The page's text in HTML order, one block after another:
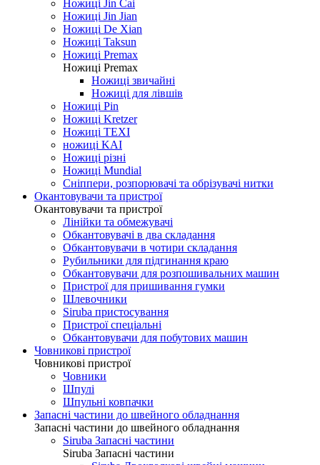
Ножиці Jin Cai
Ножиці Jin Jian
Ножиці De Xian
Ножиці Taksun
Ножиці Premax
Ножиці Premax
Ножиці звичайні
Ножиці для лівшів
Ножиці Pin
Ножиці Kretzer
Ножиці TEXI
ножиці KAI
Ножиці різні
Ножиці Mundial
Сніппери, розпорювачі та обрізувачі нитки
Окантовувачи та пристрої
Окантовувачи та пристрої
Лінійки та обмежувачі
Обкантовувачі в два складання
Обкантовувачи в чотири складання
Рубильники для підгинання краю
Обкантовувачи для розпошивальних машин
Пристрої для пришивання гумки
Шлевочники
Siruba пристосування
Пристрої спеціальні
Обкантовувачи для побутових машин
Човникові пристрої
Човникові пристрої
Човники
Шпулі
Шпульні ковпачки
Запасні частини до швейного обладнання
Запасні частини до швейного обладнання
Siruba Запасні частини
Siruba Запасні частини